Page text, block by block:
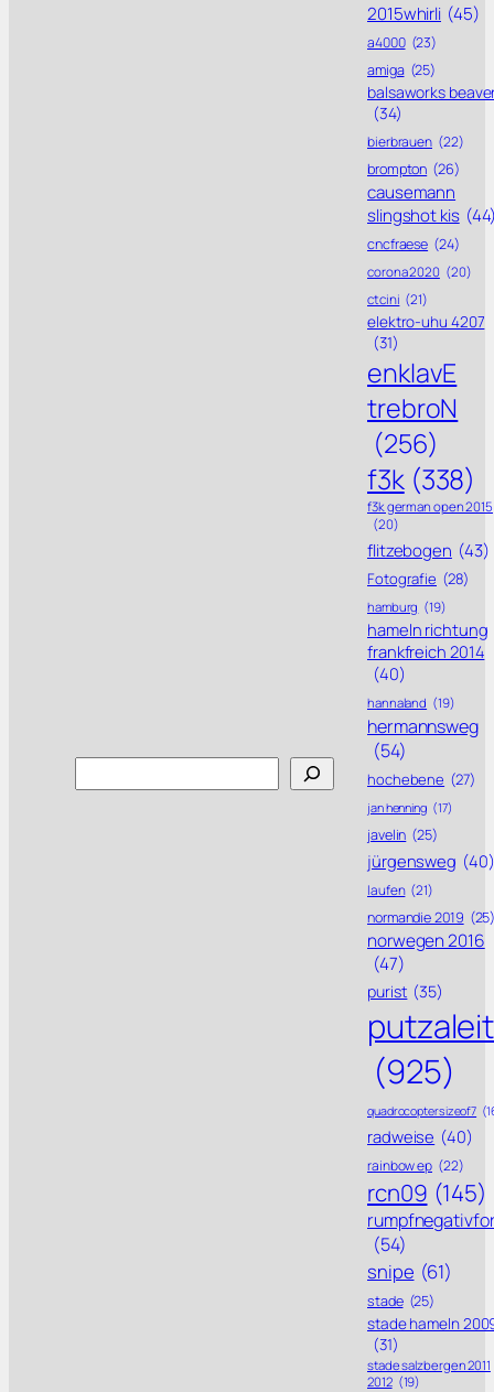
2015whirli (45)
a4000 (23)
amiga (25)
balsaworks
(34)
bierbrauen (22)
brompton (26)
causemann
slingshot kis
cncfraese (24)
corona 2020 (20)
ctcini (21)
elektro-uhu 4207
(31)
enklavE
trebroN
(256)
f3k (338)
f3k german open 2015
(20)
flitzebogen (43)
Fotografie (28)
hamburg (19)
hameln richtung
frankfreich 2014
(40)
hannaland (19)
hermannsweg
(54)
hochebene (27)
jan henning (17)
javelin (25)
jürgensweg (40)
laufen (21)
normandie 2019
norwegen 2016
(47)
purist (35)
putzaleit
(925)
quadrocoptersizeof7
radweise (40)
rainbow ep (22)
rcn09 (145)
(54)
snipe (61)
stade (25)
stade hameln
(31)
stade salzbergen 2011
2012 (19)